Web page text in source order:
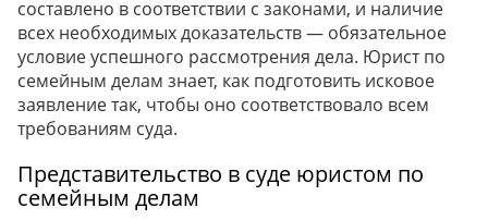
составлено в соответствии с законами, и наличие
всех необходимых доказательств — обязательное
условие успешного рассмотрения дела. Юрист по
семейным делам знает, как подготовить исковое
заявление так, чтобы оно соответствовало всем
требованиям суда.
Представительство в суде юристом по
семейным делам